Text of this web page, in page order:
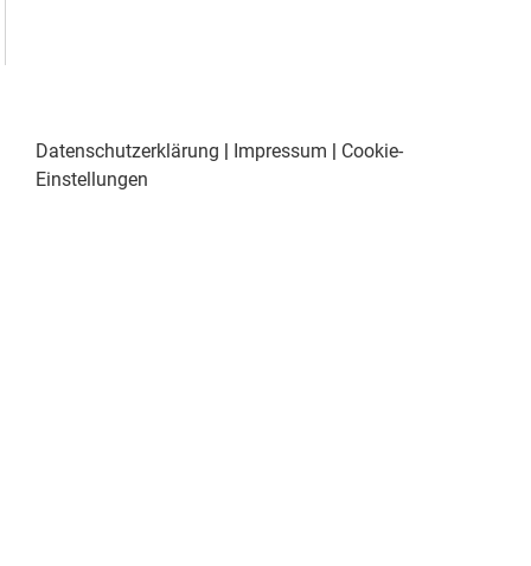
Datenschutzerklärung | Impressum | Cookie-
Einstellungen